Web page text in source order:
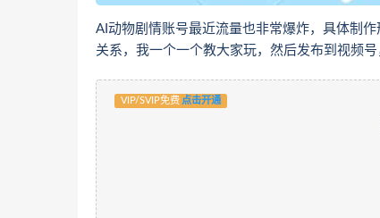
AI动物剧情账号最近流量也非常爆炸，具体制
关系，我一个一个教大家玩，然后发布到视频
VIP/SVIP免费 点击开通